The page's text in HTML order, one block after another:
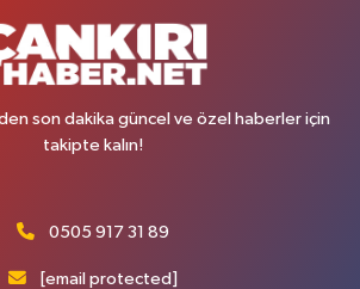
son dakika güncel ve özel haberler için
takipte kalın!
0505 917 31 89
[email protected]